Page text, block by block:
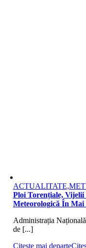
Ploi Torențiale,
Meteorologică În
Administrația
de [...]
Citește mai departe